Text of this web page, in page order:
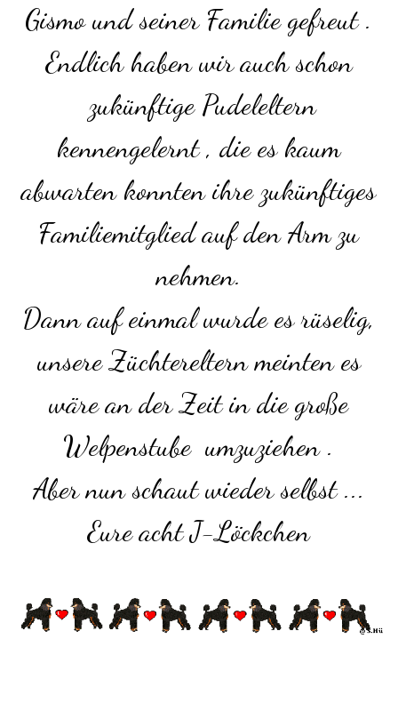
Gismo und seiner Familie gefreut .
Endlich haben wir auch schon
zukünftige Pudeleltern
kennengelernt , die es kaum
abwarten konnten ihre zukünftiges
Familiemitglied auf den Arm zu
nehmen.
Dann auf einmal wurde es rüselig,
unsere Züchtereltern meinten es
wäre an der Zeit in die große
Welpenstube umzuziehen .
Aber nun schaut wieder selbst ...
Eure acht J-Löckchen